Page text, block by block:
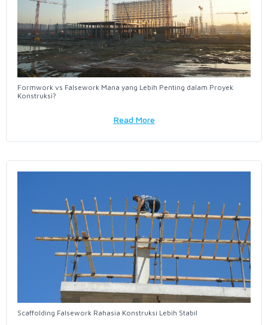
Formwork vs Falsework Mana yang Lebih Penting dalam Proyek
Konstruksi?
Read More
Scaffolding Falsework Rahasia Konstruksi Lebih Stabil